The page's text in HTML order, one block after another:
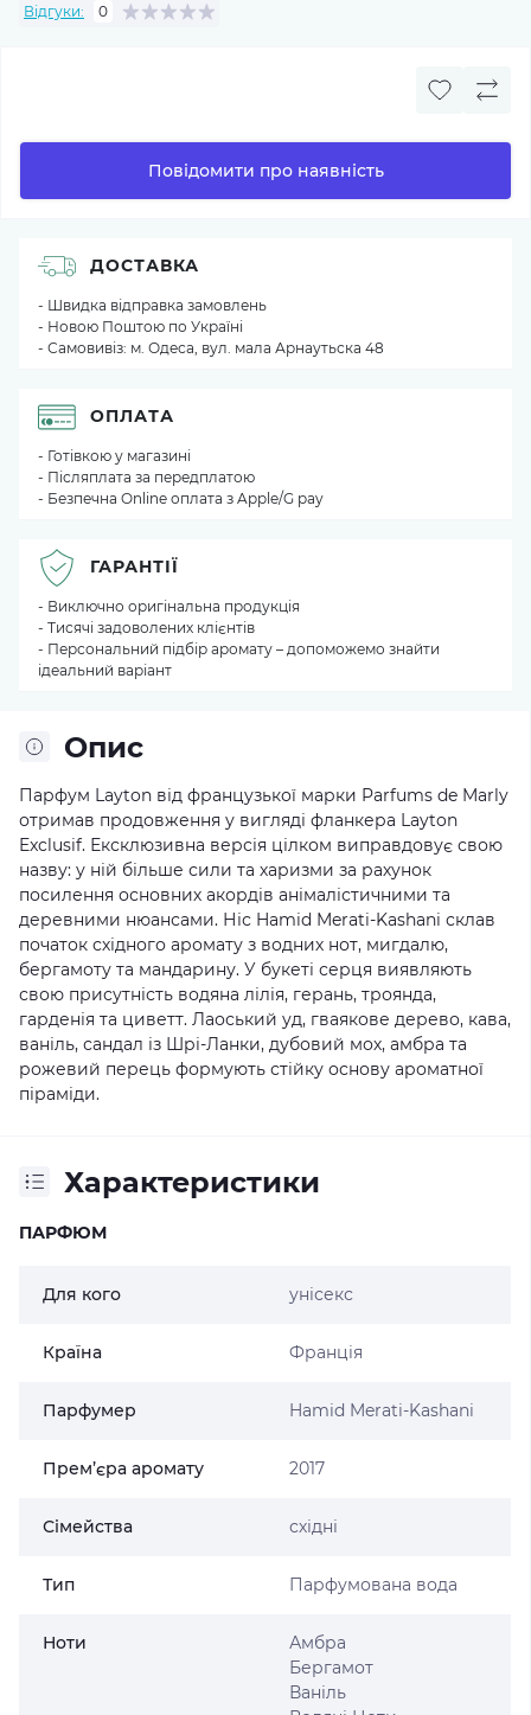
Відгуки: 0
Повідомити про наявність
Опис
Парфум Layton від французької марки Parfums de Marly
отримав продовження у вигляді фланкера Layton
Exclusif. Ексклюзивна версія цілком виправдовує свою
назву: у ній більше сили та харизми за рахунок
посилення основних акордів анімалістичними та
деревними нюансами. Ніс Hamid Merati-Kashani склав
початок східного аромату з водних нот, мигдалю,
бергамоту та мандарину. У букеті серця виявляють
свою присутність водяна лілія, герань, троянда,
гарденія та циветт. Лаоський уд, гваякове дерево, кава,
ваніль, сандал із Шрі-Ланки, дубовий мох, амбра та
рожевий перець формують стійку основу ароматної
піраміди.
Характеристики
ПАРФЮМ
Для кого унісекс
Країна Франція
Парфумер Hamid Merati-Kashani
Прем’єра аромату 2017
Сімейства східні
Тип Парфумована вода
Ноти
Амбра
Бергамот
Ваніль
ДОСТАВКА
- Швидка відправка замовлень
- Новою Поштою по Україні
- Самовивіз: м. Одеса, вул. мала Арнаутьска 48
ОПЛАТА
- Готівкою у магазині
- Післяплата за передплатою
- Безпечна Online оплата з Apple/G pay
ГАРАНТІЇ
- Виключно оригінальна продукція
- Тисячі задоволених клієнтів
- Персональний підбір аромату – допоможемо знайти
ідеальний варіант